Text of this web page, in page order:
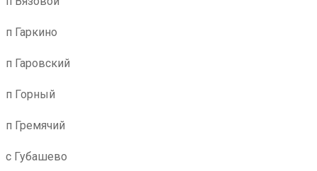
п Гаркино
п Гаровский
п Горный
п Гремячий
с Губашево